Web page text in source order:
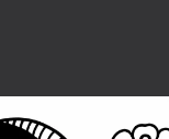
– Kinesisk og